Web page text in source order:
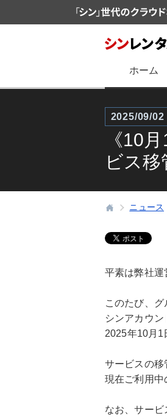
ホーム
2025/09/02
《10
ビス
ニュース
平素は弊社運
このたび、グ
シンアカウン
2025年10月1
サービスの移
現在ご利用中
なお、サービ